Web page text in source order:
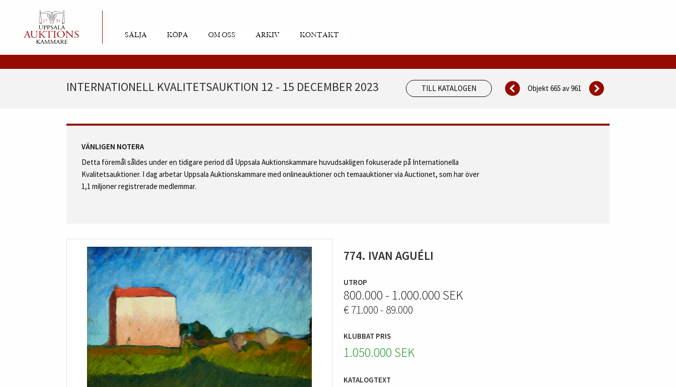
SÄLJA KÖPA OM OSS ARKIV KONTAKT
INTERNATIONELL KVALITETSAUKTION 12 - 15 DECEMBER 2023 TILL KATALOGEN Objekt 665 av961
VÄNLIGEN NOTERA
Detta föremål såldes under en tidigare period då Uppsala Auktionskammare huvudsakligen fokuserade på Internationella
Kvalitetsauktioner. I dag arbetar Uppsala Auktionskammare med onlineauktioner och temaauktioner via Auctionet, som har över
1,1 miljoner registrerade medlemmar.
774. IVAN AGUÉLI
UTROP
800.000 - 1.000.000 SEK
€ 71.000 - 89.000
KLUBBAT PRIS
1.050.000 SEK
KATALOGTEXT